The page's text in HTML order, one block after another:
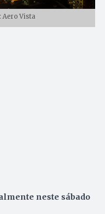
Aero Vista
neste sábado